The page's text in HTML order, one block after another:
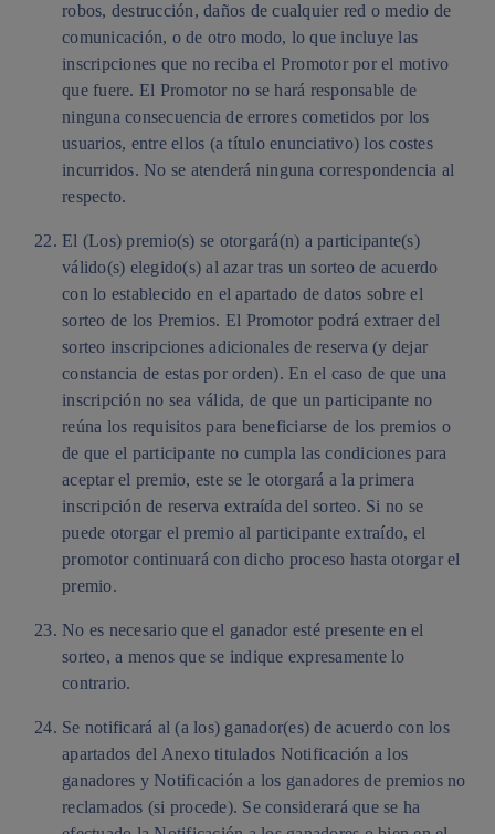
robos, destrucción, daños de cualquier red o medio de
comunicación, o de otro modo, lo que incluye las
inscripciones que no reciba el Promotor por el motivo
que fuere. El Promotor no se hará responsable de
ninguna consecuencia de errores cometidos por los
usuarios, entre ellos (a título enunciativo) los costes
incurridos. No se atenderá ninguna correspondencia al
respecto.
El (Los) premio(s) se otorgará(n) a participante(s)
válido(s) elegido(s) al azar tras un sorteo de acuerdo
con lo establecido en el apartado de datos sobre el
sorteo de los Premios. El Promotor podrá extraer del
sorteo inscripciones adicionales de reserva (y dejar
constancia de estas por orden). En el caso de que una
inscripción no sea válida, de que un participante no
reúna los requisitos para beneficiarse de los premios o
de que el participante no cumpla las condiciones para
aceptar el premio, este se le otorgará a la primera
inscripción de reserva extraída del sorteo. Si no se
puede otorgar el premio al participante extraído, el
promotor continuará con dicho proceso hasta otorgar el
premio.
No es necesario que el ganador esté presente en el
sorteo, a menos que se indique expresamente lo
contrario.
Se notificará al (a los) ganador(es) de acuerdo con los
apartados del Anexo titulados Notificación a los
ganadores y Notificación a los ganadores de premios no
reclamados (si procede). Se considerará que se ha